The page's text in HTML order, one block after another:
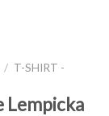
/ T-SHIRT -
Lempicka